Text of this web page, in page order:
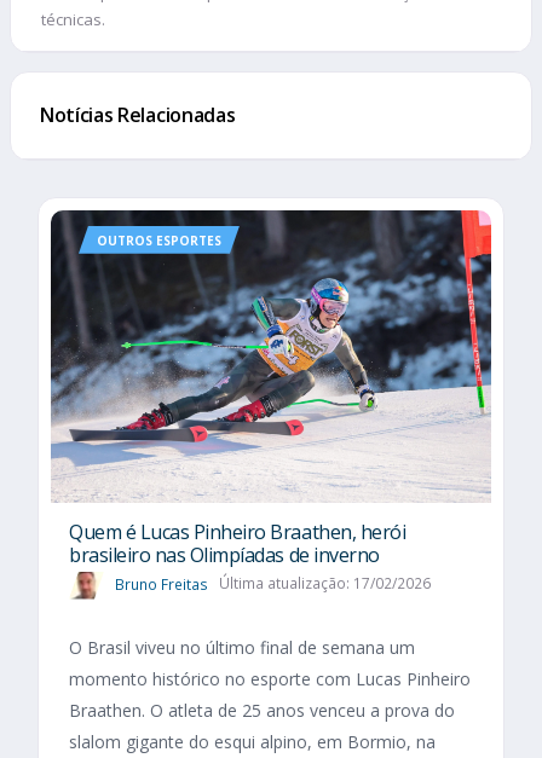
técnicas.
Notícias Relacionadas
OUTROS ESPORTES
Quem é Lucas Pinheiro Braathen, herói
brasileiro nas Olimpíadas de inverno
Bruno Freitas Última atualização: 17/02/2026
O Brasil viveu no último final de semana um
momento histórico no esporte com Lucas Pinheiro
Braathen. O atleta de 25 anos venceu a prova do
slalom gigante do esqui alpino, em Bormio, na